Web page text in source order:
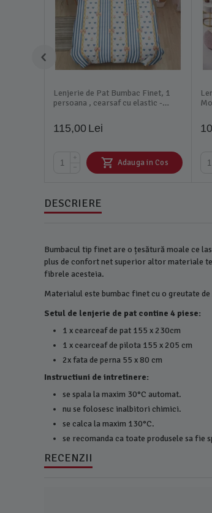
Lenjerie de Pat Bumbac Finet, 1
persoana , cearsaf cu elastic -
115,00 Lei
+
−
Adauga in Cos
DESCRIERE
Bumbacul tip finet are o țesătură moale ce
plus de confort net superior altor materiale
fibrele acesteia.
Materialul este bumbac finet cu o greutate
Setul de lenjerie de pat contine 4 piese:
1 x cearceaf de pat 155 x 230cm
1 x cearceaf de pilota 155 x 205 cm
2x fata de perna 55 x 80 cm
Instructiuni de intretinere:
se spala la maxim 30°C automat.
nu se folosesc inalbitori chimici.
se calca la maxim 130°C.
se recomanda ca toate produsele sa
RECENZII